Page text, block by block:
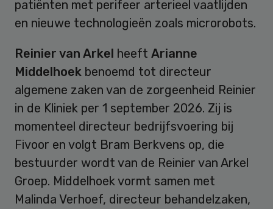
patiënten met perifeer arterieel vaatlijden
en nieuwe technologieën zoals microrobots.
Reinier van Arkel heeft Arianne
Middelhoek benoemd tot directeur
algemene zaken van de zorgeenheid Reinier
in de Kliniek per 1 september 2026. Zij is
momenteel directeur bedrijfsvoering bij
Fivoor en volgt Bram Berkvens op, die
bestuurder wordt van de Reinier van Arkel
Groep. Middelhoek vormt samen met
Malinda Verhoef, directeur behandelzaken,